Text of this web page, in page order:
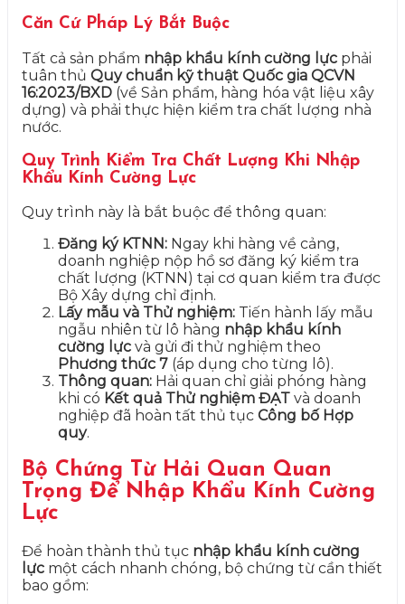
Căn Cứ Pháp Lý Bắt Buộc
Tất cả sản phẩm nhập khẩu kính cường lực phải
tuân thủ Quy chuẩn kỹ thuật Quốc gia QCVN
16:2023/BXD (về Sản phẩm, hàng hóa vật liệu xây
dựng) và phải thực hiện kiểm tra chất lượng nhà
nước.
Quy Trình Kiểm Tra Chất Lượng Khi Nhập
Khẩu Kính Cường Lực
Quy trình này là bắt buộc để thông quan:
Đăng ký KTNN: Ngay khi hàng về cảng,
doanh nghiệp nộp hồ sơ đăng ký kiểm tra
chất lượng (KTNN) tại cơ quan kiểm tra được
Bộ Xây dựng chỉ định.
Lấy mẫu và Thử nghiệm: Tiến hành lấy mẫu
ngẫu nhiên từ lô hàng nhập khẩu kính
cường lực và gửi đi thử nghiệm theo
Phương thức 7 (áp dụng cho từng lô).
Thông quan: Hải quan chỉ giải phóng hàng
khi có Kết quả Thử nghiệm ĐẠT và doanh
nghiệp đã hoàn tất thủ tục Công bố Hợp
quy.
Bộ Chứng Từ Hải Quan Quan
Trọng Để Nhập Khẩu Kính Cường
Lực
Để hoàn thành thủ tục nhập khẩu kính cường
lực một cách nhanh chóng, bộ chứng từ cần thiết
bao gồm: